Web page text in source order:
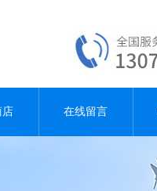
店 在线留言